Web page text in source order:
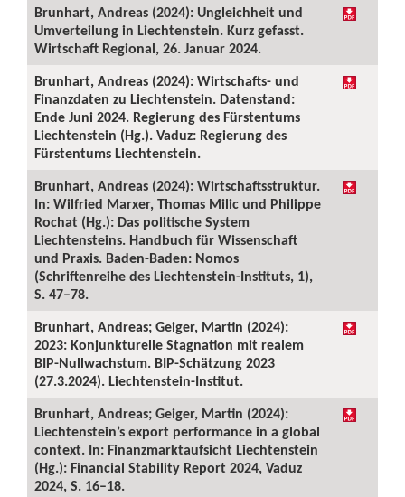
Brunhart, Andreas (2024): Ungleichheit und
Umverteilung in Liechtenstein. Kurz gefasst.
Wirtschaft Regional, 26. Januar 2024.
Brunhart, Andreas (2024): Wirtschafts- und
Finanzdaten zu Liechtenstein. Datenstand:
Ende Juni 2024. Regierung des Fürstentums
Liechtenstein (Hg.). Vaduz: Regierung des
Fürstentums Liechtenstein.
Brunhart, Andreas (2024): Wirtschaftsstruktur.
In: Wilfried Marxer, Thomas Milic und Philippe
Rochat (Hg.): Das politische System
Liechtensteins. Handbuch für Wissenschaft
und Praxis. Baden-Baden: Nomos
(Schriftenreihe des Liechtenstein-Instituts, 1),
S. 47–78.
Brunhart, Andreas; Geiger, Martin (2024):
2023: Konjunkturelle Stagnation mit realem
BIP-Nullwachstum. BIP-Schätzung 2023
(27.3.2024). Liechtenstein-Institut.
Brunhart, Andreas; Geiger, Martin (2024):
Liechtenstein’s export performance in a global
context. In: Finanzmarktaufsicht Liechtenstein
(Hg.): Financial Stability Report 2024, Vaduz
2024, S. 16–18.